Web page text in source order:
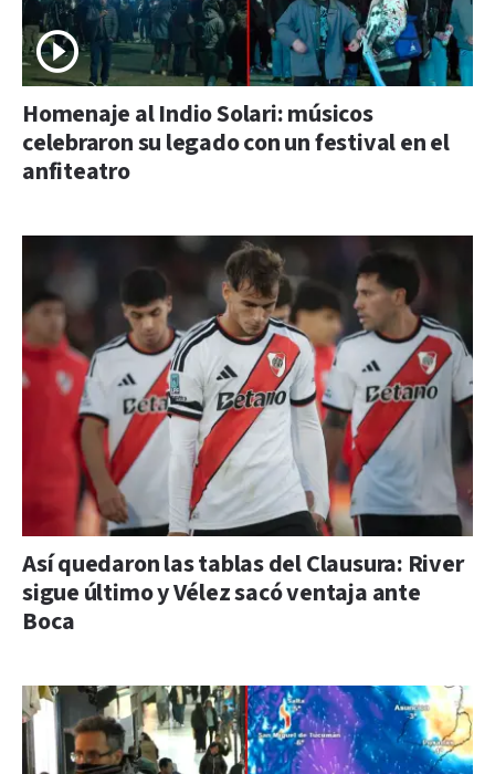
Homenaje al Indio Solari: músicos
celebraron su legado con un festival en el
anfiteatro
Así quedaron las tablas del Clausura: River
sigue último y Vélez sacó ventaja ante
Boca